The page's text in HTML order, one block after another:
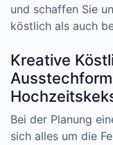
und schaffen Sie
köstlich als auch
Kreative
Bei der Planung
sich alles um die